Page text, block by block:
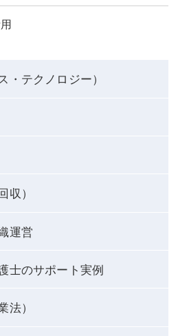
・テクノロジー）
収）
運営
士のサポート実例
）